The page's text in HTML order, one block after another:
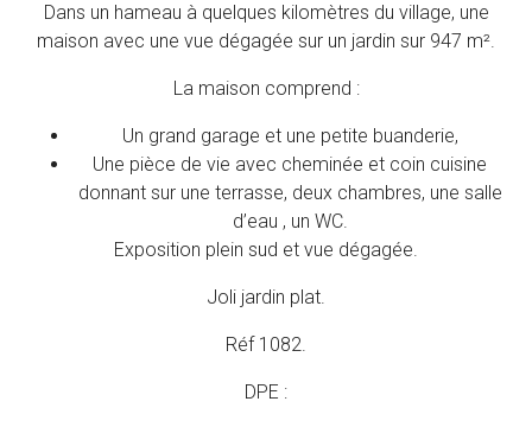
Dans un hameau à quelques kilomètres du village, une
maison avec une vue dégagée sur un jardin sur 947 m².
La maison comprend :
Un grand garage et une petite buanderie,
Une pièce de vie avec cheminée et coin cuisine
donnant sur une terrasse, deux chambres, une salle
d’eau , un WC.
Exposition plein sud et vue dégagée.
Joli jardin plat.
Réf 1082.
DPE :